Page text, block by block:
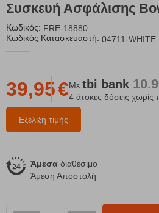
Συσκευή Ασφάλισης
Κωδικός: FRE-18880
Κωδικός Κατασκευαστή: 04711-WHITE
Εξέλιξη τιμής
39,95€Με tbi bank
4 άτοκες δόσεις χωρίς
Άμεσα διαθέσιμο
Άμεση Αποστολή